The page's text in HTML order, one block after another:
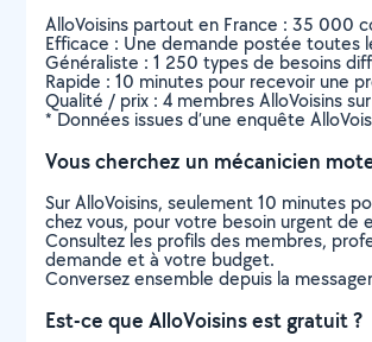
AlloVoisins partout en France : 35 000
Efficace : Une demande postée toutes
Généraliste : 1 250 types de besoins
Rapide : 10 minutes pour recevoir une
Qualité / prix : 4 membres AlloVoisins
* Données issues d’une enquête
Vous cherchez un mécanicien
Sur AlloVoisins, seulement 10 minutes
chez vous, pour votre besoin urgent de
Consultez les profils des membres,
demande et à votre budget.
Conversez ensemble depuis la
Est-ce que AlloVoisins est gratuit ?